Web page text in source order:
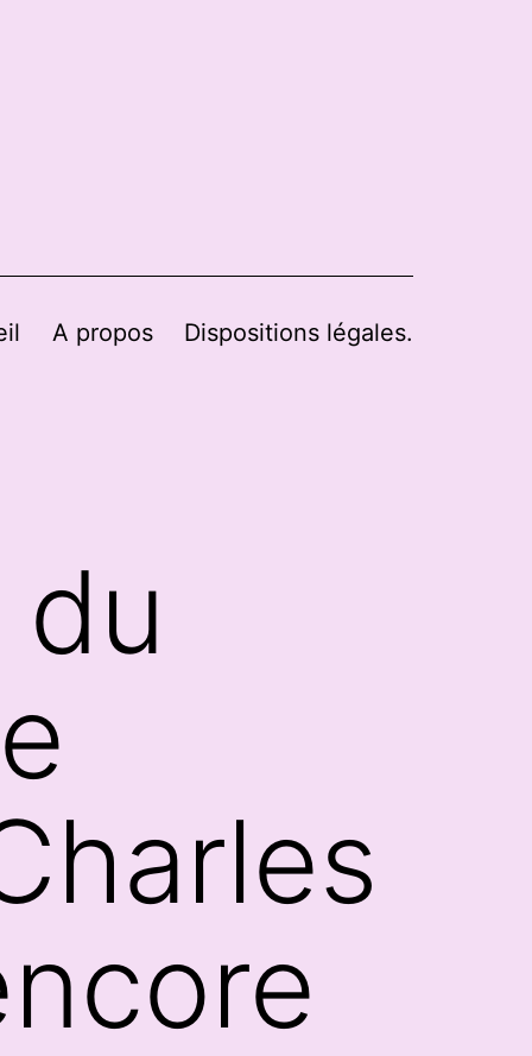
A propos Dispositions légales.
du